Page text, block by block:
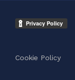
Cookie Policy